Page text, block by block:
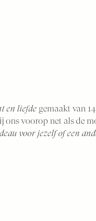
en liefde gemaakt van
ons voorop net als de
voor jezelf of een